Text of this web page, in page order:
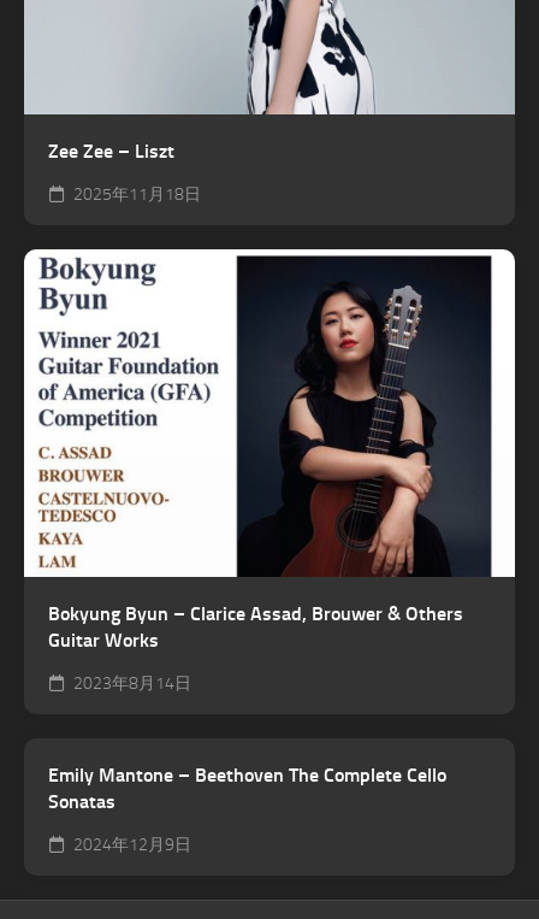
Zee Zee – Liszt
2025年11月18日
Bokyung Byun – Clarice Assad, Brouwer & Others
Guitar Works
2023年8月14日
Emily Mantone – Beethoven The Complete Cello
Sonatas
2024年12月9日